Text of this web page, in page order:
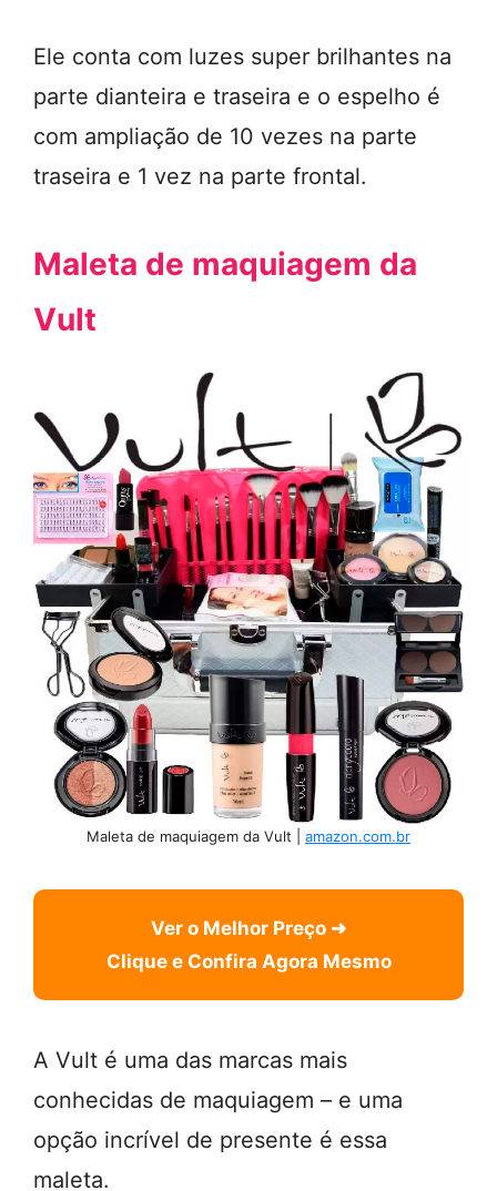
Ele conta com luzes super brilhantes na
parte dianteira e traseira e o espelho é
com ampliação de 10 vezes na parte
traseira e 1 vez na parte frontal.
Maleta de maquiagem da
Vult
Maleta de maquiagem da Vult | amazon.com.br
Ver o Melhor Preço ➜
Clique e Confira Agora Mesmo
A Vult é uma das marcas mais
conhecidas de maquiagem – e uma
opção incrível de presente é essa
maleta.